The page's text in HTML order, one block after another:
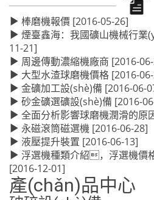
棒磨機報價 [2016-05-26]
煙臺鑫海：我國礦山機械行業
11-21]
周邊傳動濃縮機廠商 [2016-
大型水渣球磨機價格 [2016-
金礦加工設(shè)備 [2016-06-
砂金礦選礦設(shè)備 [2016-
全面分析影響球磨機潤滑的原
永磁滾筒磁選機 [2016-06-28]
液壓提升裝置 [2016-06-13]
浮選機種類介紹，浮選機
[2016-12-01]
產(chǎn)品中心